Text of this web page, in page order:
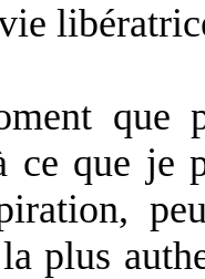
que
ce que je
la plus